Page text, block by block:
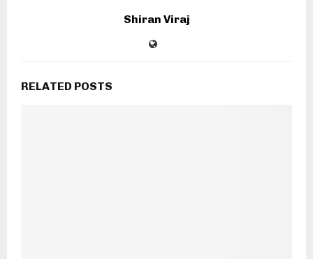
Shiran Viraj
RELATED POSTS